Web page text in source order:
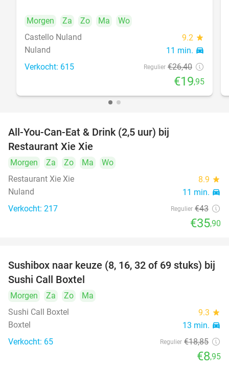
Morgen Za Zo Ma
Wo
Castello Nuland
9.2 star
Nuland 11 min. directions_car
Verkocht: 615 Regulier €26,40
€19,95
All-You-Can-Eat & Drink (2,5 uur) bij
Restaurant Xie Xie
Morgen Za Zo Ma
Wo
Restaurant Xie Xie
8.9 star
Nuland 11 min. directions_car
Verkocht: 217 Regulier €43
€35,90
53%
Sushibox naar keuze (8, 16, 32 of 69 stuks) bij
Sushi Call Boxtel
Morgen Za Zo
Ma
Sushi Call Boxtel
9.3 star
Boxtel 13 min. directions_car
Verkocht: 65 Regulier €18,85
€8,95